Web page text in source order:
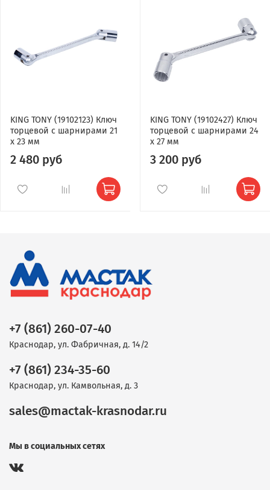
KING TONY (19102123) Ключ
торцевой с шарнирами 21
x 23 мм
2 480 руб
KING TONY (19102427) Ключ
торцевой с шарнирами 24
x 27 мм
3 200 руб
+7 (861) 260-07-40
Краснодар, ул. Фабричная, д. 14/2
+7 (861) 234-35-60
Краснодар, ул. Камвольная, д. 3
sales@mactak-krasnodar.ru
Мы в социальных сетях